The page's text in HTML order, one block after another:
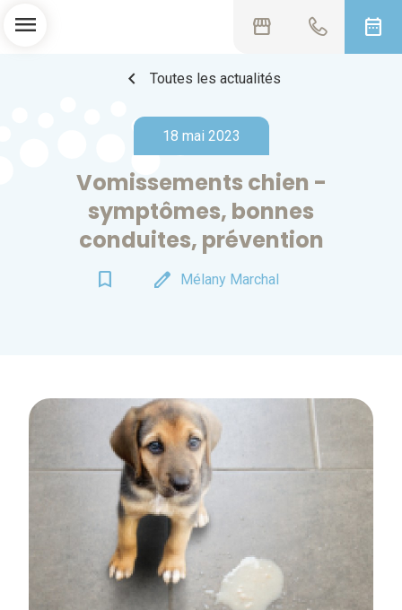
storefront date_range
menu
chevron_left Toutes les actualités
18 mai 2023
Vomissements chien -
symptômes, bonnes
conduites, prévention
bookmark_border edit Mélany Marchal